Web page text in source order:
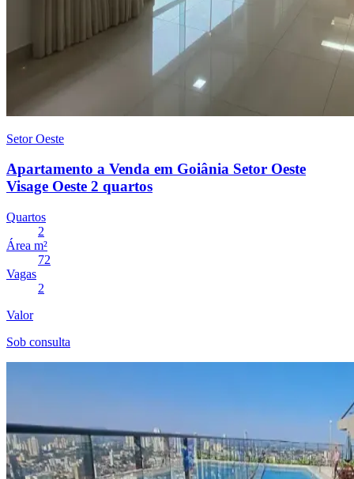
Setor Oeste
Apartamento a Venda em Goiânia Setor Oeste
Visage Oeste 2 quartos
Quartos
2
Área m²
72
Vagas
2
Valor
Sob consulta